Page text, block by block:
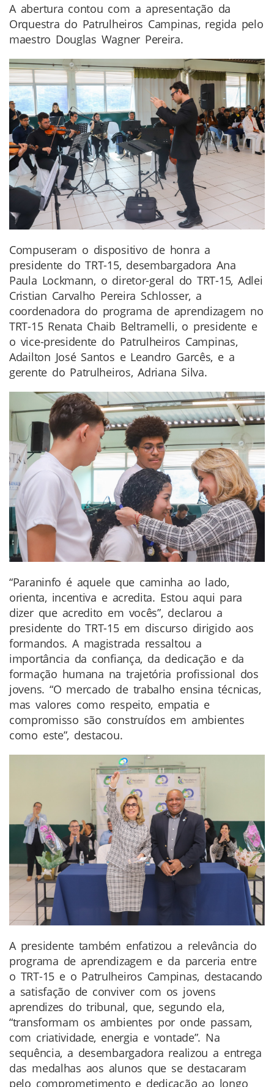
A abertura contou com a apresentação da
Orquestra do Patrulheiros Campinas, regida pelo
maestro Douglas Wagner Pereira.
Compuseram o dispositivo de honra a
presidente do TRT-15, desembargadora Ana
Paula Lockmann, o diretor-geral do TRT-15, Adlei
Cristian Carvalho Pereira Schlosser, a
coordenadora do programa de aprendizagem no
TRT-15 Renata Chaib Beltramelli, o presidente e
o vice-presidente do Patrulheiros Campinas,
Adailton José Santos e Leandro Garcês, e a
gerente do Patrulheiros, Adriana Silva.
“Paraninfo é aquele que caminha ao lado,
orienta, incentiva e acredita. Estou aqui para
dizer que acredito em vocês”, declarou a
presidente do TRT-15 em discurso dirigido aos
formandos. A magistrada ressaltou a
importância da confiança, da dedicação e da
formação humana na trajetória profissional dos
jovens. “O mercado de trabalho ensina técnicas,
mas valores como respeito, empatia e
compromisso são construídos em ambientes
como este”, destacou.
A presidente também enfatizou a relevância do
programa de aprendizagem e da parceria entre
o TRT-15 e o Patrulheiros Campinas, destacando
a satisfação de conviver com os jovens
aprendizes do tribunal, que, segundo ela,
“transformam os ambientes por onde passam,
com criatividade, energia e vontade”. Na
sequência, a desembargadora realizou a entrega
das medalhas aos alunos que se destacaram
pelo comprometimento e dedicação ao longo